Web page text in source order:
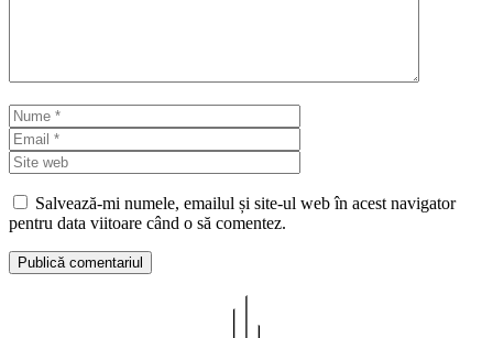
Nume
web
Salvează-mi numele, emailul și site-ul web în acest navigator
pentru data viitoare când o să comentez.